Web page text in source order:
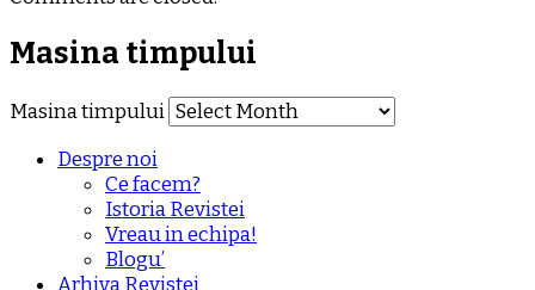
Masina timpului
Masina timpului
Despre noi
Ce facem?
Istoria Revistei
Vreau in echipa!
Blogu’
Arhiva Revistei